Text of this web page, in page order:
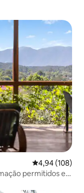
4,94 de uma
4,94 (108)
permitidos e